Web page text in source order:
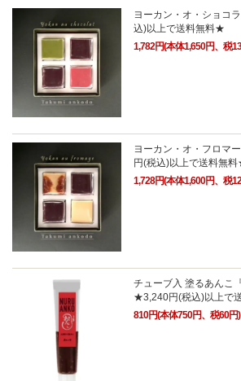
ヨーカン・オ・ショコ
込)以上で送料無料★
1,782円(本体1,650円、税
ヨーカン・オ・フロマ
円(税込)以上で送料無
1,728円(本体1,600円、税
チューブ入 塗るあんこ
★3,240円(税込)以上で
810円(本体750円、税60円)